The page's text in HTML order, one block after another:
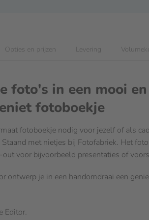
Opties en prijzen Levering
foto's in een mooi
fotoboekje
fotoboekje nodig voor jezelf of als
met nietjes bij Fotofabriek. Het
voor bijvoorbeeld presentaties of
ontwerp je in een handomdraai een
Editor.